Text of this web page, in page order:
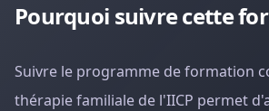
Pourquoi suivre cette
Suivre le programme de formation
thérapie familiale de l'IICP permet